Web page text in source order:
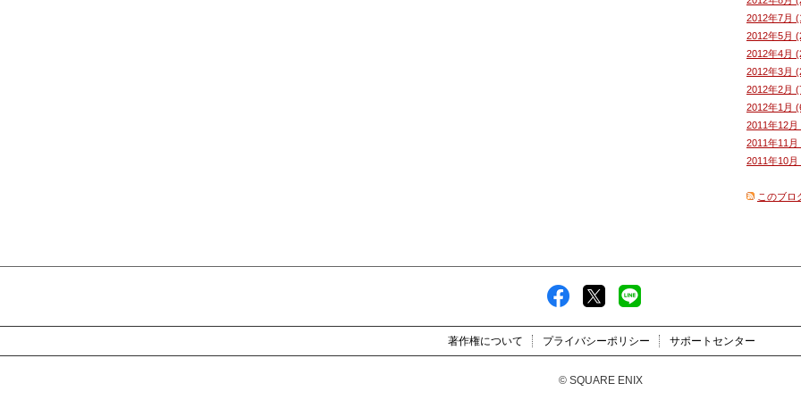
2012年7月
2012年5月
2012年4月
2012年3月
2012年2月
2012年1月
2011年12月
2011年11月
2011年10月
このブロ
著作権について プライバシーポリシー サポートセンター
© SQUARE ENIX